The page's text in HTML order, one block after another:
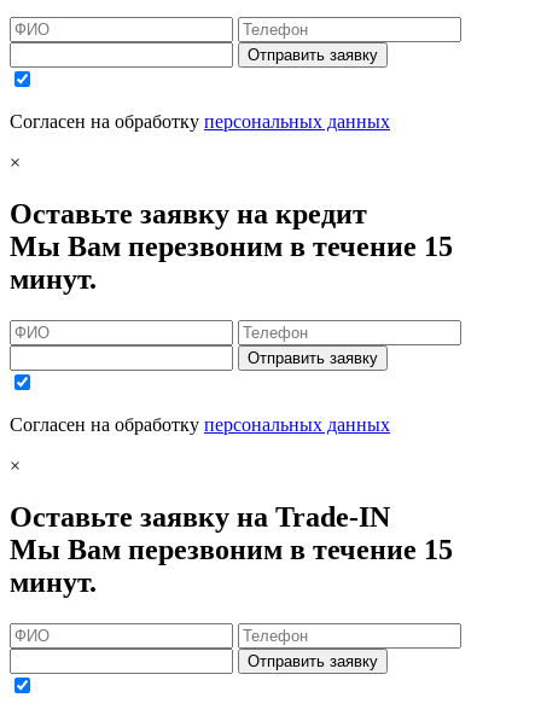
Отправить заявку
Согласен на обработку персональных данных
×
Оставьте заявку на кредит
Мы Вам перезвоним в течение 15
минут.
Отправить заявку
Согласен на обработку персональных данных
×
Оставьте заявку на Trade-IN
Мы Вам перезвоним в течение 15
минут.
Отправить заявку